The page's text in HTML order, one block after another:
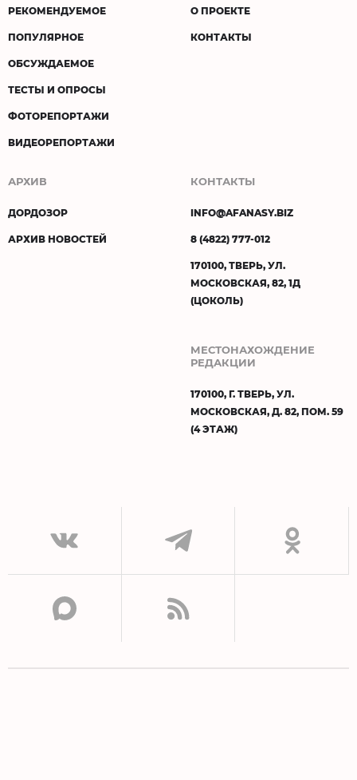
РЕКОМЕНДУЕМОЕ
ПОПУЛЯРНОЕ
ОБСУЖДАЕМОЕ
ТЕСТЫ И ОПРОСЫ
ФОТОРЕПОРТАЖИ
ВИДЕОРЕПОРТАЖИ
О ПРОЕКТЕ
КОНТАКТЫ
АРХИВ
ДОРДОЗОР
АРХИВ НОВОСТЕЙ
КОНТАКТЫ
INFO@AFANASY.BIZ
8 (4822) 777-012
170100, ТВЕРЬ, УЛ.
МОСКОВСКАЯ, 82, 1Д
(ЦОКОЛЬ)
МЕСТОНАХОЖДЕНИЕ
РЕДАКЦИИ
170100, Г. ТВЕРЬ, УЛ.
МОСКОВСКАЯ, Д. 82, ПОМ. 59
(4 ЭТАЖ)